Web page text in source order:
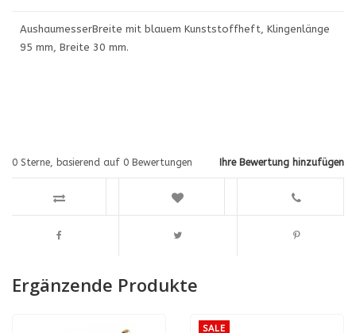
AushaumesserBreite mit blauem Kunststoffheft, Klingenlänge
95 mm, Breite 30 mm.
Ihre Bewertung hinzufügen
0 Sterne, basierend auf 0 Bewertungen
Ergänzende Produkte
SALE